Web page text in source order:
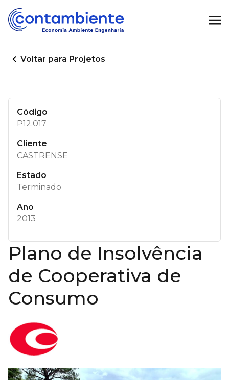
Voltar para Projetos
Código
P12.017
Cliente
CASTRENSE
Estado
Terminado
Ano
2013
Plano de Insolvência
de Cooperativa de
Consumo